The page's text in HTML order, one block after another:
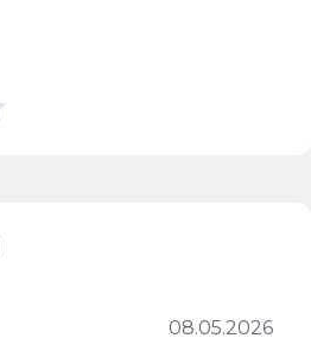
08.05.2026